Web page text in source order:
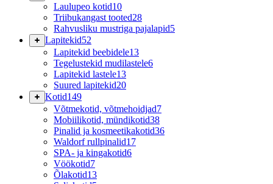
Laulupeo kotid10
Triibukangast tooted28
Rahvusliku mustriga pajalapid5
Lapitekid52
Lapitekid beebidele13
Tegelustekid mudilastele6
Lapitekid lastele13
Suured lapitekid20
Kotid149
Võtmekotid, võtmehoidjad7
Mobiilikotid, mündikotid38
Pinalid ja kosmeetikakotid36
Waldorf rullpinalid17
SPA- ja kingakotid6
Vöökotid7
Õlakotid13